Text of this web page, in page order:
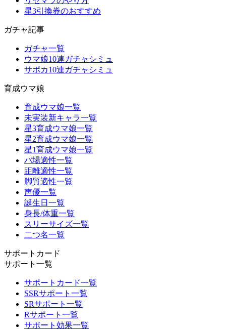
星3引換券のおすすめ
ガチャ記事
ガチャ一覧
ウマ娘10連ガチャシミュ
サポカ10連ガチャシミュ
育成ウマ娘
育成ウマ娘一覧
未実装新キャラ一覧
星3育成ウマ娘一覧
星2育成ウマ娘一覧
星1育成ウマ娘一覧
バ場適性一覧
距離適性一覧
脚質適性一覧
声優一覧
誕生日一覧
身長/体重一覧
スリーサイズ一覧
二つ名一覧
サポートカード
サポート一覧
サポートカード一覧
SSRサポート一覧
SRサポート一覧
Rサポート一覧
サポート効果一覧